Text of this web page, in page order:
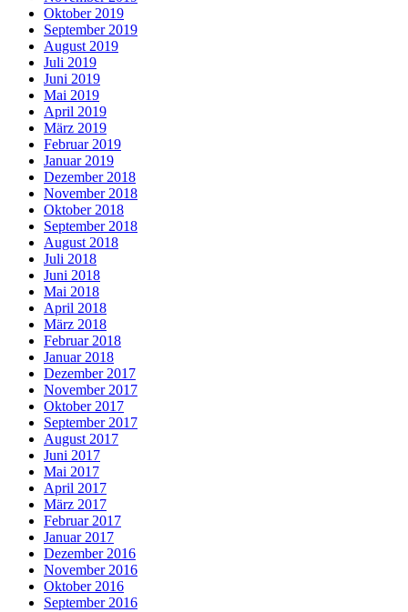
Oktober 2019
September 2019
August 2019
Juli 2019
Juni 2019
Mai 2019
April 2019
März 2019
Februar 2019
Januar 2019
Dezember 2018
November 2018
Oktober 2018
September 2018
August 2018
Juli 2018
Juni 2018
Mai 2018
April 2018
März 2018
Februar 2018
Januar 2018
Dezember 2017
November 2017
Oktober 2017
September 2017
August 2017
Juni 2017
Mai 2017
April 2017
März 2017
Februar 2017
Januar 2017
Dezember 2016
November 2016
Oktober 2016
September 2016